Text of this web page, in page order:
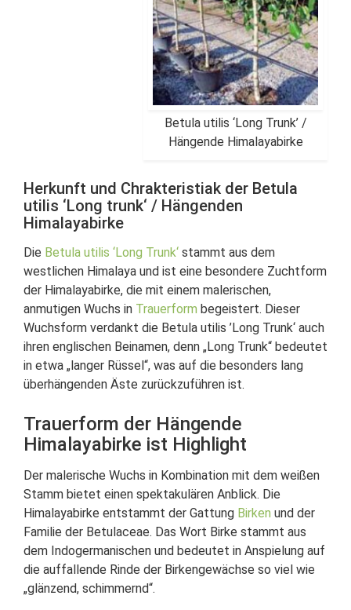
Betula utilis ‘Long Trunk’ /
Hängende Himalayabirke
Herkunft und Chrakteristiak der Betula
utilis ‘Long trunk‘ / Hängenden
Himalayabirke
Die Betula utilis ‘Long Trunk‘ stammt aus dem
westlichen Himalaya und ist eine besondere Zuchtform
der Himalayabirke, die mit einem malerischen,
anmutigen Wuchs in Trauerform begeistert. Dieser
Wuchsform verdankt die Betula utilis ’Long Trunk‘ auch
ihren englischen Beinamen, denn „Long Trunk“ bedeutet
in etwa „langer Rüssel“, was auf die besonders lang
überhängenden Äste zurückzuführen ist.
Trauerform der Hängende
Himalayabirke ist Highlight
Der malerische Wuchs in Kombination mit dem weißen
Stamm bietet einen spektakulären Anblick. Die
Himalayabirke entstammt der Gattung Birken und der
Familie der Betulaceae. Das Wort Birke stammt aus
dem Indogermanischen und bedeutet in Anspielung auf
die auffallende Rinde der Birkengewächse so viel wie
„glänzend, schimmernd“.